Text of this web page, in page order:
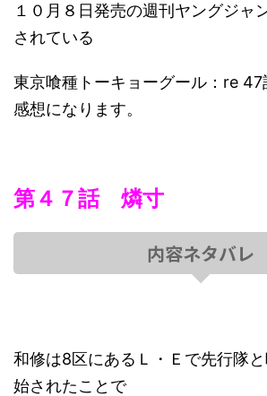
１０月８日発売の週刊ヤングジャ
されている
東京喰種トーキョーグール：re 47
感想になります。
第４７話 燐寸
内容ネタバレ
和修は8区にあるＬ・Ｅで先行隊
始されたことで